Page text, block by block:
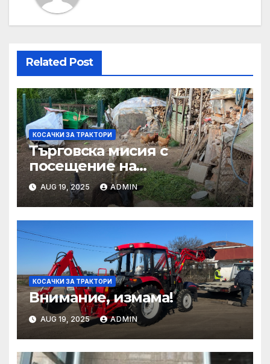
Related Post
КОСАЧКИ ЗА ТРАКТОРИ
Търговска мисия с
посещение на
Mеждународния търговски
панаир CosmeticBusiness
2025
AUG 19, 2025 ADMIN
КОСАЧКИ ЗА ТРАКТОРИ
Внимание, измама!
AUG 19, 2025 ADMIN